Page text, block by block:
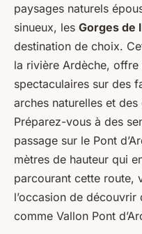
paysages naturels
sinueux, les Gorges de
destination de choix.
la rivière Ardèche,
spectaculaires sur des
arches naturelles et
Préparez-vous à des
passage sur le Pont
mètres de hauteur qui
parcourant cette route,
l’occasion de
comme Vallon Pont